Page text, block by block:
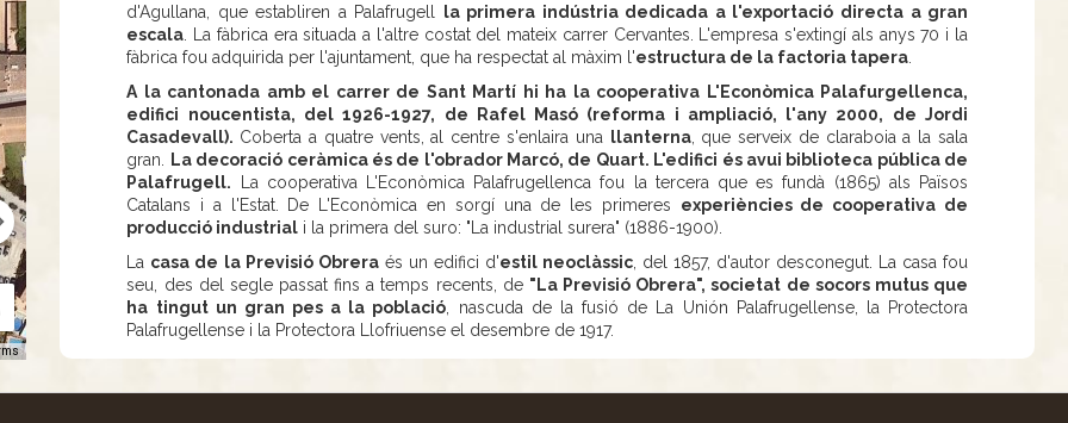
d'Agullana, que establiren a Palafrugell
la primera indústria dedicada a l'exportació directa a gran
escala . La fàbrica era situada a l'altre costat del mateix carrer Cervantes. L'empresa s'extingí als anys 70 i la
fàbrica fou adquirida per l'ajuntament, que ha respectat al màxim l'estructura de la factoria tapera
A la cantonada amb el carrer de Sant Martí hi ha la cooperativa L'Econòmica Palafurgellenca,
edifici noucentista, del 1926-1927, de Rafel Masó (reforma i ampliació, l'any 2000, de Jordi
Casadevall). Coberta a quatre vents, al centre s'enlaira una llanterna, que serveix de claraboia a la sala
gran.
La decoració ceràmica és de l'obrador Marcó, de Quart. L'edifici és avui biblioteca pública de
Palafrugell. La cooperativa L'Econòmica Palafrugellenca fou la tercera que es fundà (1865) als Països
Catalans i a l'Estat. De L'Econòmica en sorgí una de les primeres experiències de cooperativa de
producció industrial i la primera del suro: "La industrial surera" (1886-1900).
La casa de la Previsió Obreraés un edifici d'estil neoclàssic, del 1857, d'autor desconegut. La casa fou
seu, des del segle passat fins a temps recents, de "La Previsió Obrera", societat de socors mutus que
ha tingut un gran pes a la població , nascuda de la fusió de La Unión Palafrugellense, la Protectora
Palafrugellense i la Protectora Llofriuense el desembre de 1917.